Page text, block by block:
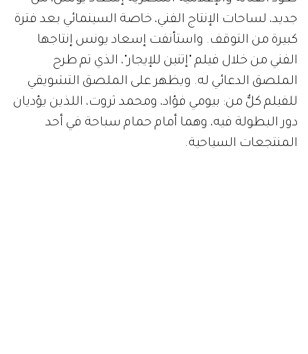
جديد، لساحات الإنتاج الفني، خاصة السينمائي بعد فترة
كبيرة من التوقف. واستأنفت إسعاد يونس إنتاجها
الفني من خلال فيلم "إتنين للإيجار"، الذي تم طرح
الملصق الدعائي له. ويظهر على الملصق التشويقي
للفيلم كلٌّ من: بيومي فؤاد، ومحمد ثروت، اللذين يؤديان
دور البطولة فيه، وهما أمام حمام سباحة في أحد
المنتجعات السياحية.